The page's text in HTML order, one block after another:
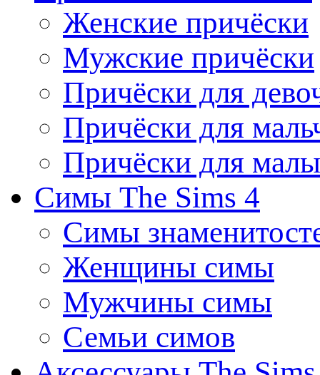
Женские причёски
Мужские причёски
Причёски для
Причёски для
Причёски для
Симы The Sims 4
Симы
Женщины симы
Мужчины симы
Семьи симов